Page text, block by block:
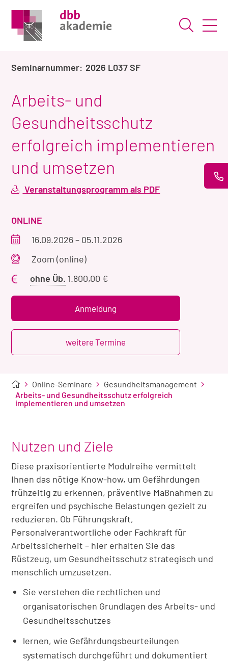
Suche
2026 L037 SF
Arbeits- und
Gesundheitsschutz
erfolgreich implementieren
und umsetzen
Veranstaltungsprogramm als PDF
VERANSTALTUNGSART
ONLINE
Veranstaltungszeitraum
16.09.2026– 05.11.2026
Veranstaltungsort
Zoom (online)
ohne Üb. Preis
Übernachtung
1.800,00 €
Anmeldung
weitere Termine
Online-Seminare
Gesundheitsmanagement
Arbeits- und Gesundheitsschutz erfolgreich
implementieren und umsetzen
Nutzen und Ziele
Diese praxisorientierte Modulreihe vermittelt
Ihnen das nötige Know-how, um Gefährdungen
frühzeitig zu erkennen, präventive Maßnahmen zu
ergreifen und psychische Belastungen gezielt zu
reduzieren. Ob Führungskraft,
Personalverantwortliche oder Fachkraft für
Arbeitssicherheit – hier erhalten Sie das
Rüstzeug, um Gesundheitsschutz strategisch und
menschlich umzusetzen.
Sie verstehen die rechtlichen und
organisatorischen Grundlagen des Arbeits- und
Gesundheitsschutzes
lernen, wie Gefährdungsbeurteilungen
systematisch durchgeführt und dokumentiert